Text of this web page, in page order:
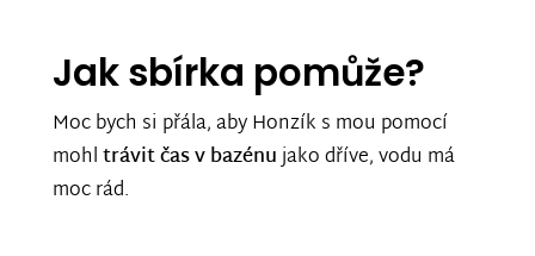
Jak sbírka pomůže?
Moc bych si přála, aby Honzík s mou pomocí
mohltrávit čas v bazénujako dříve, vodu má
moc rád.